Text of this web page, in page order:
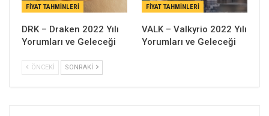
FIYAT TAHMINLERI
DRK – Draken 2022 Yılı
Yorumları ve Geleceği
FIYAT TAHMINLERI
VALK – Valkyrio 2022 Yılı
Yorumları ve Geleceği
ÖNCEKI SONRAKI